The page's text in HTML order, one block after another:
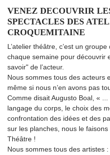
VENEZ DECOUVRIR
SPECTACLES DES
CROQUEMITAINE
L’atelier théâtre, c’est un
chaque semaine pour découvrir
savoir" de l’acteur.
Nous sommes tous des acteurs
même si nous n’en avons pas
Comme disait Augusto Boal, « ...
langage du corps, le choix des
confrontation des idées et des
sur les planches, nous le
Théâtre !
Nous sommes tous des artistes